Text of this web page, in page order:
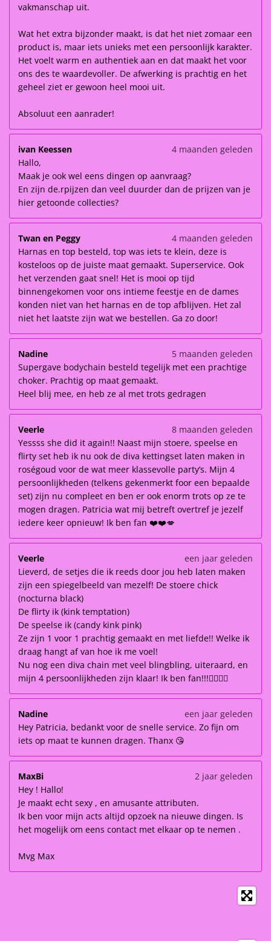
vakmanschap uit.
Wat het extra bijzonder maakt, is dat het niet zomaar een
product is, maar iets unieks met een persoonlijk karakter.
Het voelt warm en authentiek aan en dat maakt het voor
ons des te waardevoller. De afwerking is prachtig en het
geheel ziet er gewoon heel mooi uit.
Absoluut een aanrader!
ivan Keessen
4 maanden geleden
Hallo,
Maak je ook wel eens dingen op aanvraag?
En zijn de.rpijzen dan veel duurder dan de prijzen van je
hier getoonde collecties?
Twan en Peggy
4 maanden geleden
Harnas en top besteld, top was iets te klein, deze is
kosteloos op de juiste maat gemaakt. Superservice. Ook
het verzenden gaat snel! Het is mooi op tijd
binnengekomen voor ons intieme feestje en de dames
konden niet van het harnas en de top afblijven. Het zal
niet het laatste zijn wat we bestellen. Ga zo door!
Nadine
5 maanden geleden
Supergave bodychain besteld tegelijk met een prachtige
choker. Prachtig op maat gemaakt.
Heel blij mee, en heb ze al met trots gedragen
Veerle
8 maanden geleden
Yessss she did it again!! Naast mijn stoere, speelse en
flirty set heb ik nu ook de diva kettingset laten maken in
roségoud voor de wat meer klassevolle party’s. Mijn 4
persoonlijkheden (telkens gekenmerkt foor een bepaalde
set) zijn nu compleet en ben er ook enorm trots op ze te
mogen dragen. Patricia wat mij betreft overtref je jezelf
iedere keer opnieuw! Ik ben fan ❤️❤️💋
Veerle
een jaar geleden
Lieverd, de setjes die ik reeds door jou heb laten maken
zijn een spiegelbeeld van mezelf! De stoere chick
(nocturna black)
De flirty ik (kink temptation)
De speelse ik (candy kink pink)
Ze zijn 1 voor 1 prachtig gemaakt en met liefde!! Welke ik
draag hangt af van hoe ik me voel!
Nu nog een diva chain met veel blingbling, uiteraard, en
mijn 4 persoonlijkheden zijn klaar! Ik ben fan!!!👌🏽👌🏽
Nadine
een jaar geleden
Hey Patricia, bedankt voor de snelle service. Zo fijn om
iets op maat te kunnen dragen. Thanx 😘
MaxBi
2 jaar geleden
Hey ! Hallo!
Je maakt echt sexy , en amusante attributen.
Ik ben voor mijn acts altijd opzoek na nieuwe dingen. Is
het mogelijk om eens contact met elkaar op te nemen .
Mvg Max